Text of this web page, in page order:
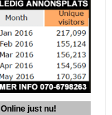
Online just nu!